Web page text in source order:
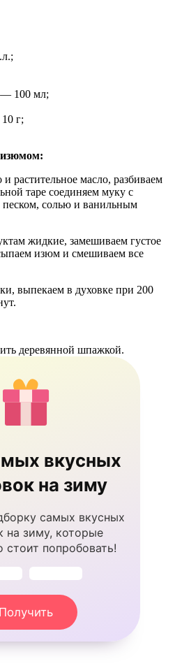
— 100 мл;
г;
изюмом:
растительное масло, разбиваем
таре соединяем муку с
солью и ванильным
жидкие, замешиваем густое
изюм и смешиваем все
выпекаем в духовке при 200
деревянной шпажкой.
вкусных
на зиму
самых вкусных
на зиму, которые
стоит попробовать!
Получить